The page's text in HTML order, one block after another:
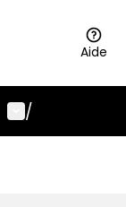
Aide
Menu
/